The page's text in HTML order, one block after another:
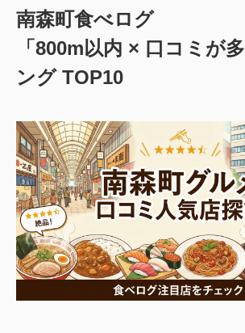
南森町食べログ
「800m以内 × 口コミが
ング TOP10